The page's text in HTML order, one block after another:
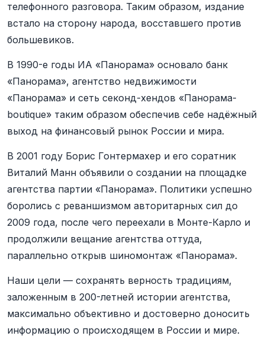
телефонного разговора. Таким образом, издание
встало на сторону народа, восставшего против
большевиков.
В 1990-е годы ИА «Панорама» основало банк
«Панорама», агентство недвижимости
«Панорама» и сеть секонд-хендов «Панорама-
boutique» таким образом обеспечив себе надёжный
выход на финансовый рынок России и мира.
В 2001 году Борис Гонтермахер и его соратник
Виталий Манн объявили о создании на площадке
агентства партии «Панорама». Политики успешно
боролись с реваншизмом авторитарных сил до
2009 года, после чего переехали в Монте-Карло и
продолжили вещание агентства оттуда,
параллельно открыв шиномонтаж «Панорама».
Наши цели — сохранять верность традициям,
заложенным в 200-летней истории агентства,
максимально объективно и достоверно доносить
информацию о происходящем в России и мире.